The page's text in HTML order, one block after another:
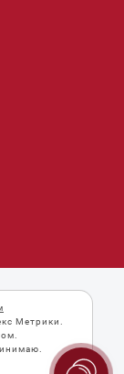
Метрики.